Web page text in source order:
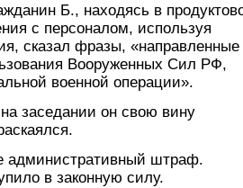
Б., находясь в
с персоналом, используя
сказал фразы, «направленные
Вооруженных Сил РФ,
военной операции».
заседании он свою вину
административный штраф.
в законную силу.